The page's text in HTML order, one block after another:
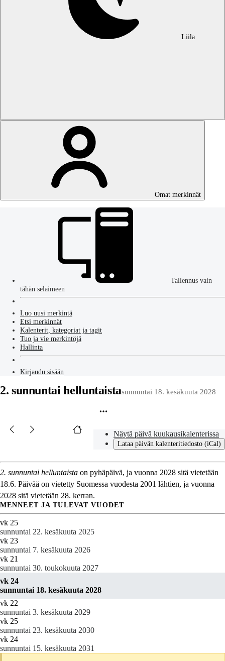
Liila
Omat merkinnät
Tallennus vain
tähän selaimeen
Luo uusi merkintä
Etsi merkinnät
Kalenterit, kategoriat ja tagit
Tuo ja vie merkintöjä
Hallinta
Kirjaudu sisään
2. sunnuntai helluntaistasunnuntai 18. kesäkuuta 2028
Näytä päivä kuukausikalenterissa
Lataa päivän kalenteritiedosto (iCal)
2. sunnuntai helluntaista on pyhäpäivä, ja vuonna 2028 sitä vietetään
18.6. Päivää on vietetty Suomessa vuodesta 2001 lähtien, ja vuonna
2028 sitä vietetään 28. kerran.
MENNEET JA TULEVAT VUODET
vk 25
sunnuntai 22. kesäkuuta 2025
vk 23
sunnuntai 7. kesäkuuta 2026
vk 21
sunnuntai 30. toukokuuta 2027
vk 24
sunnuntai 18. kesäkuuta 2028
vk 22
sunnuntai 3. kesäkuuta 2029
vk 25
sunnuntai 23. kesäkuuta 2030
vk 24
sunnuntai 15. kesäkuuta 2031